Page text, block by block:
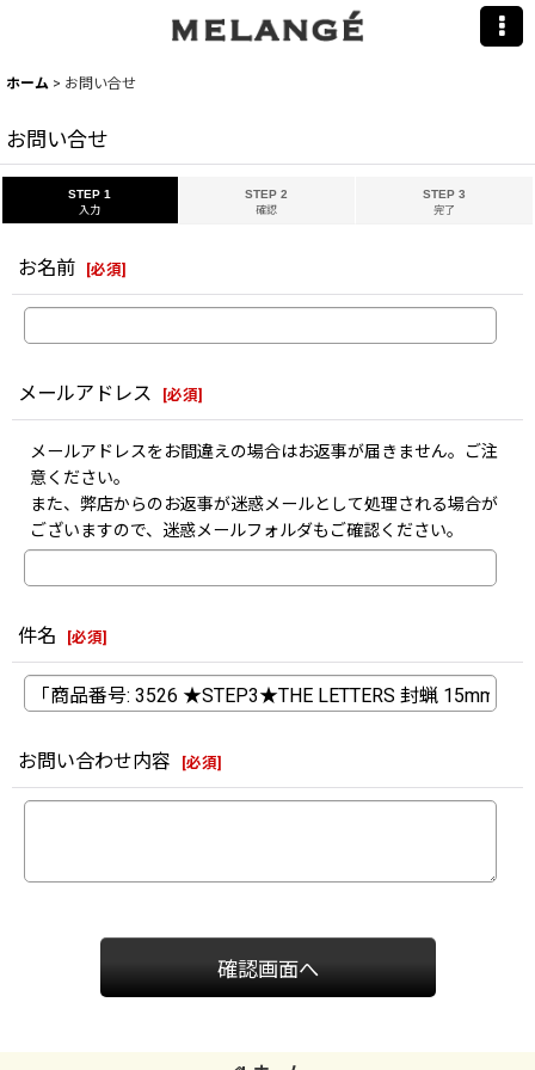
ホーム > お問い合せ
お問い合せ
STEP 1
入力
STEP 2
確認
STEP 3
完了
お名前 [必須]
メールアドレス [必須]
メールアドレスをお間違えの場合はお返事が届きません。ご注
意ください。
また、弊店からのお返事が迷惑メールとして処理される場合が
ございますので、迷惑メールフォルダもご確認ください。
件名 [必須]
お問い合わせ内容 [必須]
確認画面へ